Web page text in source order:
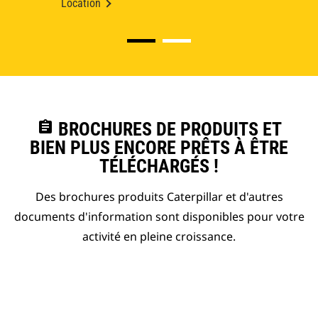
Location
assignment BROCHURES DE PRODUITS ET
BIEN PLUS ENCORE PRÊTS À ÊTRE
TÉLÉCHARGÉS !
Des brochures produits Caterpillar et d'autres
documents d'information sont disponibles pour votre
activité en pleine croissance.